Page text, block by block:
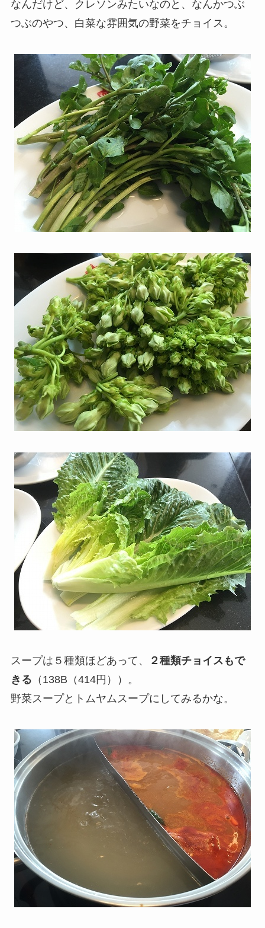
なんだけど、クレソンみたいなのと、なんかつぶ
つぶのやつ、白菜な雰囲気の野菜をチョイス。
スープは５種類ほどあって、
２種類チョイスもで
きる （138B（414円））。
野菜スープとトムヤムスープにしてみるかな。